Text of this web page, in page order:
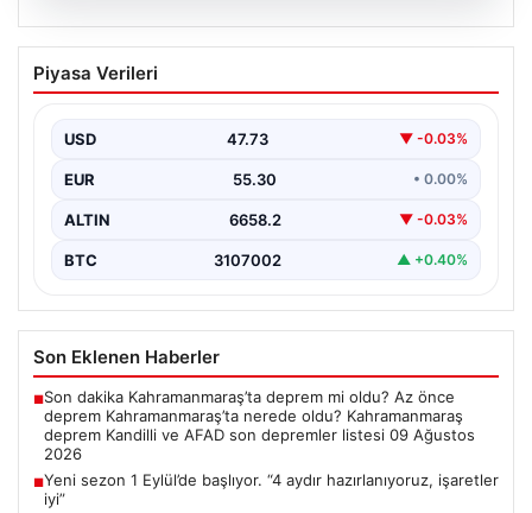
Yeni sezon 1 Eylül’de başlıyor. “4 aydır
hazırlanıyoruz, işaretler iyi”
Piyasa Verileri
USD 47.73 ▼ -0.03%
EUR 55.30 • 0.00%
ALTIN 6658.2 ▼ -0.03%
BTC 3107002 ▲ +0.40%
Son Eklenen Haberler
■Son dakika Kahramanmaraş’ta deprem mi oldu? Az önce
deprem Kahramanmaraş’ta nerede oldu? Kahramanmaraş
deprem Kandilli ve AFAD son depremler listesi 09 Ağustos
2026
■Yeni sezon 1 Eylül’de başlıyor. “4 aydır hazırlanıyoruz, işaretler
iyi”